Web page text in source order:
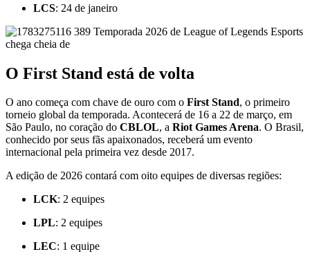
LCS: 24 de janeiro
O First Stand está de volta
O ano começa com chave de ouro com o First Stand, o primeiro
torneio global da temporada. Acontecerá de 16 a 22 de março, em
São Paulo, no coração do CBLOL, a Riot Games Arena. O Brasil,
conhecido por seus fãs apaixonados, receberá um evento
internacional pela primeira vez desde 2017.
A edição de 2026 contará com oito equipes de diversas regiões:
LCK: 2 equipes
LPL: 2 equipes
LEC: 1 equipe